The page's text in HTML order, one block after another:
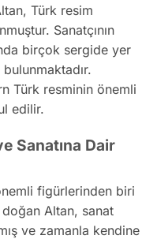
Türk resim
Sanatçının
birçok sergide yer
Türk resminin önemli
edilir.
Sanatına Dair
figürlerinden biri
doğan Altan, sanat
ve zamanla kendine